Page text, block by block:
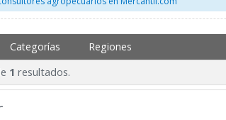
Categorías Regiones
1 resultados.